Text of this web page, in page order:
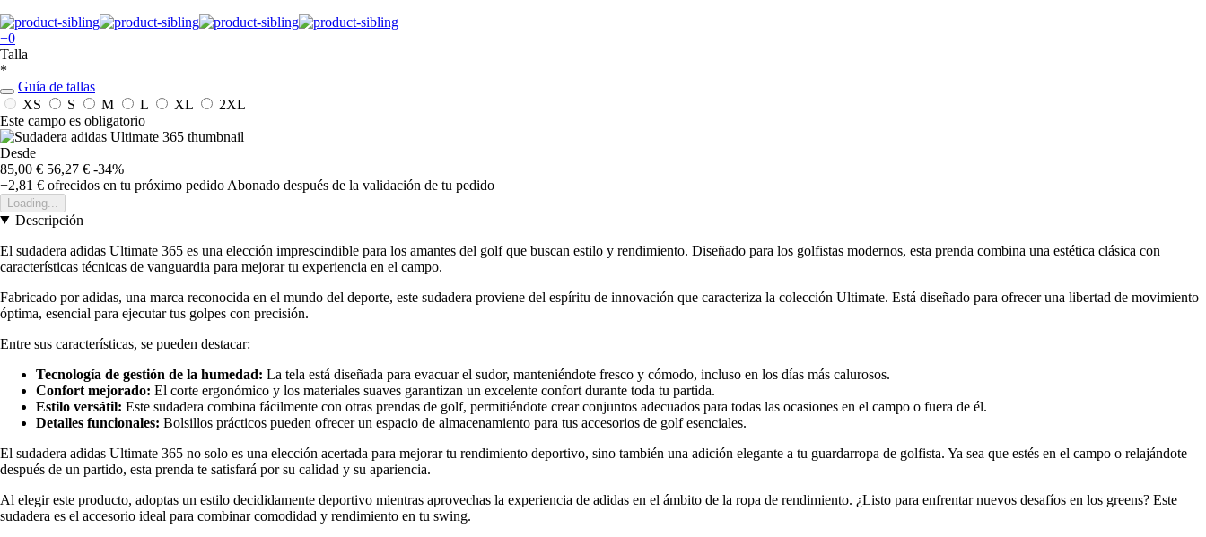
+0
Talla
*
Guía de tallas
XS
S M L XL
2XL
Este campo es obligatorio
Desde
85,00 € 56,27 € -34%
+2,81 € ofrecidos en tu próximo pedido Abonado después de la validación de tu pedido
Loading...
Descripción
El sudadera adidas Ultimate 365 es una elección imprescindible para los amantes del golf que buscan estilo y rendimiento. Diseñado para los golfistas modernos, esta prenda combina una estética clásica con
características técnicas de vanguardia para mejorar tu experiencia en el campo.
Fabricado por adidas, una marca reconocida en el mundo del deporte, este sudadera proviene del espíritu de innovación que caracteriza la colección Ultimate. Está diseñado para ofrecer una libertad de movimiento
óptima, esencial para ejecutar tus golpes con precisión.
Entre sus características, se pueden destacar:
Tecnología de gestión de la humedad: La tela está diseñada para evacuar el sudor, manteniéndote fresco y cómodo, incluso en los días más calurosos.
Confort mejorado: El corte ergonómico y los materiales suaves garantizan un excelente confort durante toda tu partida.
Estilo versátil: Este sudadera combina fácilmente con otras prendas de golf, permitiéndote crear conjuntos adecuados para todas las ocasiones en el campo o fuera de él.
Detalles funcionales: Bolsillos prácticos pueden ofrecer un espacio de almacenamiento para tus accesorios de golf esenciales.
El sudadera adidas Ultimate 365 no solo es una elección acertada para mejorar tu rendimiento deportivo, sino también una adición elegante a tu guardarropa de golfista. Ya sea que estés en el campo o relajándote
después de un partido, esta prenda te satisfará por su calidad y su apariencia.
Al elegir este producto, adoptas un estilo decididamente deportivo mientras aprovechas la experiencia de adidas en el ámbito de la ropa de rendimiento. ¿Listo para enfrentar nuevos desafíos en los greens? Este
sudadera es el accesorio ideal para combinar comodidad y rendimiento en tu swing.